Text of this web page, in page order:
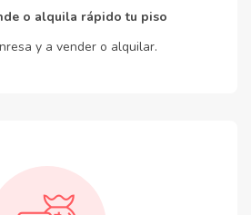
o alquila rápido tu piso
y a vender o alquilar.